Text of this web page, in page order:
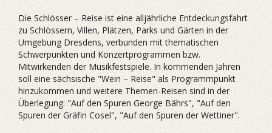
Die Schlösser – Reise ist eine alljährliche Entdeckungsfahrt
zu Schlössern, Villen, Plätzen, Parks und Gärten in der
Umgebung Dresdens, verbunden mit thematischen
Schwerpunkten und Konzertprogrammen bzw.
Mitwirkenden der Musikfestspiele. In kommenden Jahren
soll eine sächsische "Wein – Reise" als Programmpunkt
hinzukommen und weitere Themen-Reisen sind in der
Überlegung: "Auf den Spuren George Bährs", "Auf den
Spuren der Gräfin Cosel", "Auf den Spuren der Wettiner".